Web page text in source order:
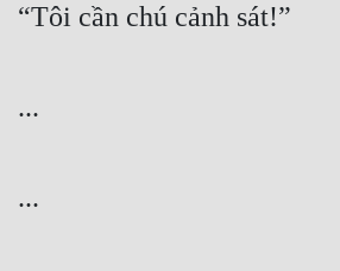
“Tôi cần chú cảnh sát!”
...
...